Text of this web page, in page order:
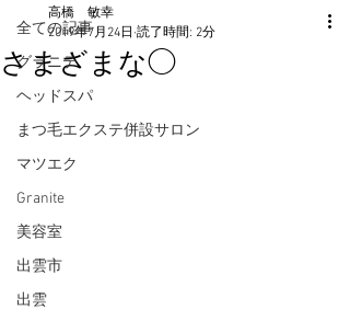
全ての記事
グラニテ
ヘッドスパ
まつ毛エクステ併設サロン
マツエク
Granite
美容室
出雲市
出雲
さまざまな◯
高橋 敏幸
2019年7月24日 読了時間: 2分